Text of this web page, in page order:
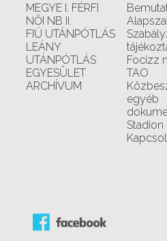
MEGYE I. FÉRFI
NŐI NB II.
FIÚ UTÁNPÓTLÁS
LEÁNY
UTÁNPÓTLÁS
EGYESÜLET
ARCHÍVUM
Focizz
TAO
egyéb
Stadion